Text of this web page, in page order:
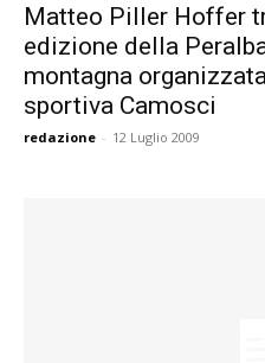
Matteo Piller Hoffer
edizione della
montagna
sportiva Camosci
redazione - 12 Luglio 2009